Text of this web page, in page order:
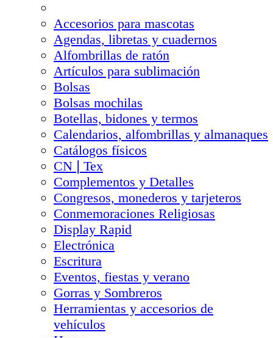
Accesorios para mascotas
Agendas, libretas y cuadernos
Alfombrillas de ratón
Artículos para sublimación
Bolsas
Bolsas mochilas
Botellas, bidones y termos
Calendarios, alfombrillas y almanaques
Catálogos físicos
CN❘Tex
Complementos y Detalles
Congresos, monederos y tarjeteros
Conmemoraciones Religiosas
Display Rapid
Electrónica
Escritura
Eventos, fiestas y verano
Gorras y Sombreros
Herramientas y accesorios de
vehículos